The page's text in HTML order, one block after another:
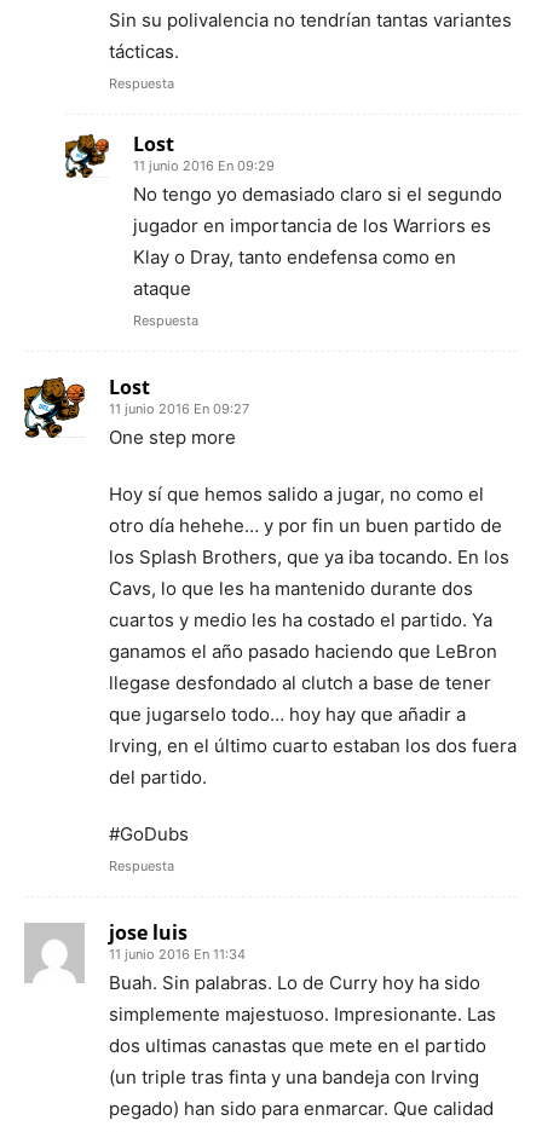
Sin su polivalencia no tendrían tantas variantes
tácticas.
Respuesta
Lost
11 junio 2016 En 09:29
No tengo yo demasiado claro si el segundo
jugador en importancia de los Warriors es
Klay o Dray, tanto endefensa como en
ataque
Respuesta
Lost
11 junio 2016 En 09:27
One step more
Hoy sí que hemos salido a jugar, no como el
otro día hehehe… y por fin un buen partido de
los Splash Brothers, que ya iba tocando. En los
Cavs, lo que les ha mantenido durante dos
cuartos y medio les ha costado el partido. Ya
ganamos el año pasado haciendo que LeBron
llegase desfondado al clutch a base de tener
que jugarselo todo… hoy hay que añadir a
Irving, en el último cuarto estaban los dos fuera
del partido.
#GoDubs
Respuesta
jose luis
11 junio 2016 En 11:34
Buah. Sin palabras. Lo de Curry hoy ha sido
simplemente majestuoso. Impresionante. Las
dos ultimas canastas que mete en el partido
(un triple tras finta y una bandeja con Irving
pegado) han sido para enmarcar. Que calidad